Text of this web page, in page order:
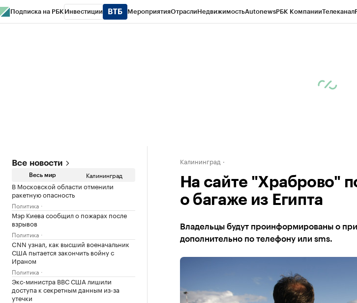
Подписка на РБК Инвестиции МероприятияОтраслиНедвижимостьAutonewsРБК КомпанииТелеканал
Все новости
Весь мир Калининград
В Московской области отменили
ракетную опасность
Политика
Мэр Киева сообщил о пожарах после
взрывов
Политика
CNN узнал, как высший военачальник
США пытается закончить войну с
Ираном
Политика
Экс-министра ВВС США лишили
доступа к секретным данным из-за
утечки
Калининград
На сайте "Храброво"
о багаже из Египта
Владельцы будут проинформированы о
дополнительно по телефону или sms.